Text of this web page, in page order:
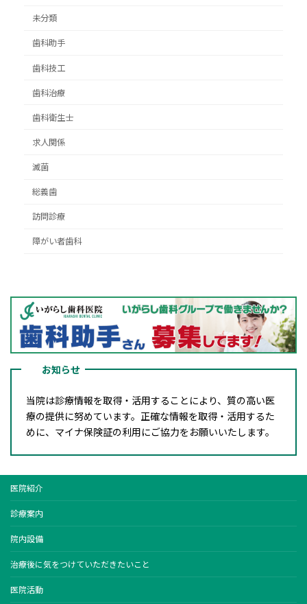
未分類
歯科助手
歯科技工
歯科治療
歯科衛生士
求人関係
滅菌
総義歯
訪問診療
障がい者歯科
お知らせ
当院は診療情報を取得・活用することにより、質の高い医
療の提供に努めています。正確な情報を取得・活用するた
めに、マイナ保険証の利用にご協力をお願いいたします。
医院紹介
診療案内
院内設備
治療後に気をつけていただきたいこと
医院活動